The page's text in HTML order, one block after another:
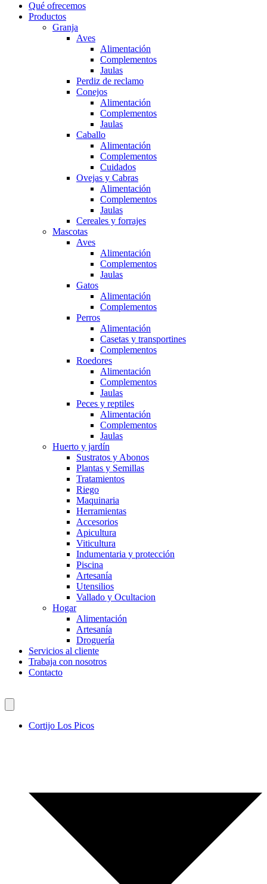
Qué ofrecemos
Productos
Granja
Aves
Alimentación
Complementos
Jaulas
Perdiz de reclamo
Conejos
Alimentación
Complementos
Jaulas
Caballo
Alimentación
Complementos
Cuidados
Ovejas y Cabras
Alimentación
Complementos
Jaulas
Cereales y forrajes
Mascotas
Aves
Alimentación
Complementos
Jaulas
Gatos
Alimentación
Complementos
Perros
Alimentación
Casetas y transportines
Complementos
Roedores
Alimentación
Complementos
Jaulas
Peces y reptiles
Alimentación
Complementos
Jaulas
Huerto y jardín
Sustratos y Abonos
Plantas y Semillas
Tratamientos
Riego
Maquinaria
Herramientas
Accesorios
Apicultura
Viticultura
Indumentaria y protección
Piscina
Artesanía
Utensilios
Vallado y Ocultacion
Hogar
Alimentación
Artesanía
Droguería
Servicios al cliente
Trabaja con nosotros
Contacto
Cortijo Los Picos